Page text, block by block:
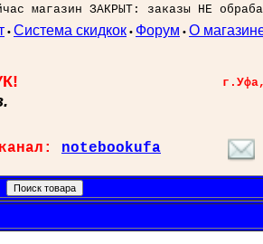
магазин ЗАКРЫТ: заказы НЕ
• Система скидкок • Форум • О
notebookufa